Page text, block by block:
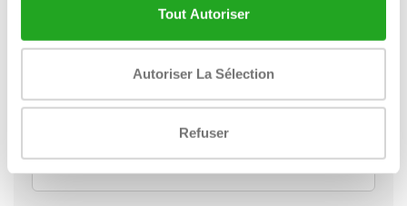
Tout Autoriser
Autoriser La Sélection
Refuser
Nom *